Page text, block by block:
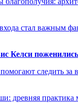
стал важным
Келси
следить за
древняя практика